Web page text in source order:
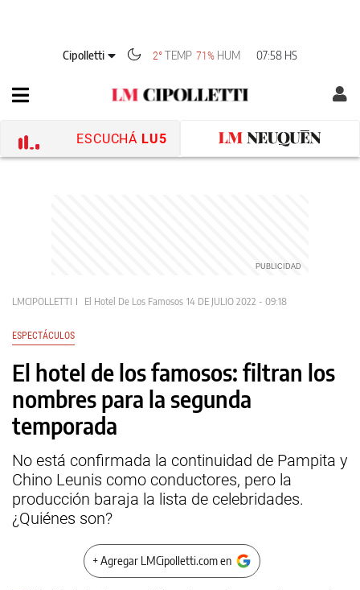
Cipolletti 2° TEMP 71% HUM 07:58 HS
ESCUCHÁ LU5
LMCIPOLLETTI El Hotel De Los Famosos 14 DE JULIO 2022 - 09:18
ESPECTÁCULOS
El hotel de los famosos: filtran los
nombres para la segunda
temporada
No está confirmada la continuidad de Pampita y
Chino Leunis como conductores, pero la
producción baraja la lista de celebridades.
¿Quiénes son?
+ Agregar LMCipolletti.com en